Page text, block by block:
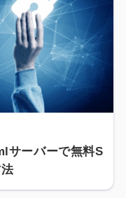
サーバーで無料S